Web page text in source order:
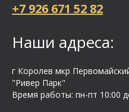
+7 926 671 52 82
Наши адреса:
г Королев мкр
"Ривер Парк"
Время работы: пн-пт 10:00